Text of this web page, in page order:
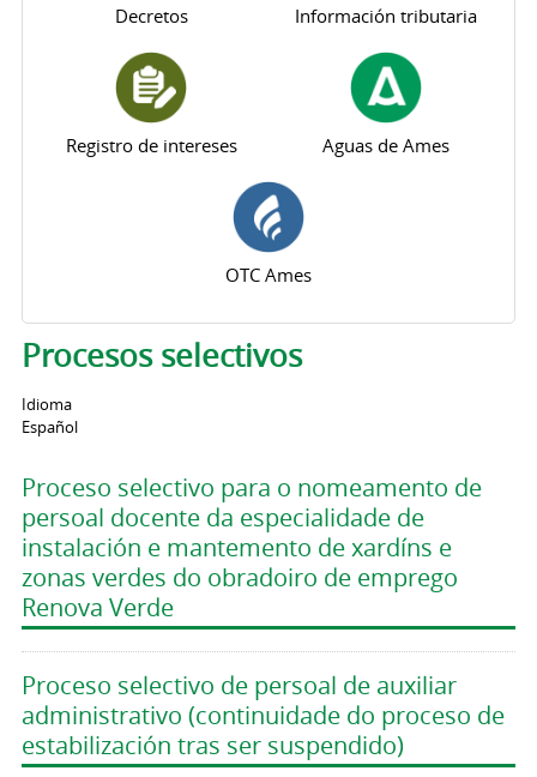
Decretos Información tributaria
Registro de intereses Aguas de Ames
OTC Ames
Procesos selectivos
Idioma
Español
Proceso selectivo para o nomeamento de
persoal docente da especialidade de
instalación e mantemento de xardíns e
zonas verdes do obradoiro de emprego
Renova Verde
Proceso selectivo de persoal de auxiliar
administrativo (continuidade do proceso de
estabilización tras ser suspendido)